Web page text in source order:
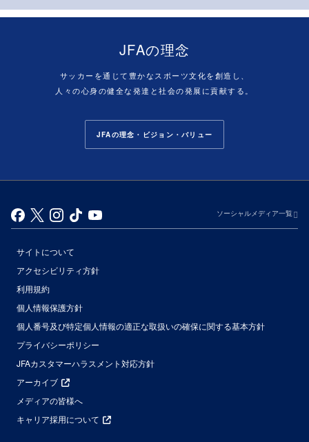
JFAの理念
サッカーを通じて豊かなスポーツ文化を創造し、
人々の心身の健全な発達と社会の発展に貢献する。
JFAの理念・ビジョン・バリュー
ソーシャルメディア一覧
サイトについて
アクセシビリティ方針
利用規約
個人情報保護方針
個人番号及び特定個人情報の適正な取扱いの確保に関する基本方針
プライバシーポリシー
JFAカスタマーハラスメント対応方針
アーカイブ
メディアの皆様へ
キャリア採用について